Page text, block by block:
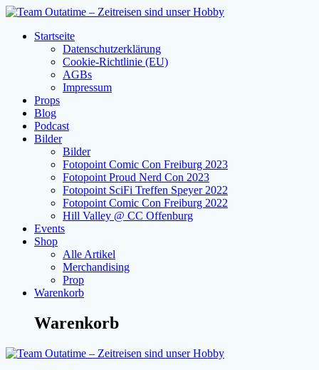
Zum
springenStartseite
Datenschutzerklärung
Cookie-Richtlinie (EU)
AGBs
Impressum
Props
Blog
Podcast
Bilder
Bilder
Fotopoint Comic Con Freiburg 2023
Fotopoint Proud Nerd Con 2023
Fotopoint SciFi Treffen Speyer 2022
Fotopoint Comic Con Freiburg 2022
Hill Valley @ CC Offenburg
Events
Shop
Alle Artikel
Merchandising
Prop
Warenkorb
Warenkorb